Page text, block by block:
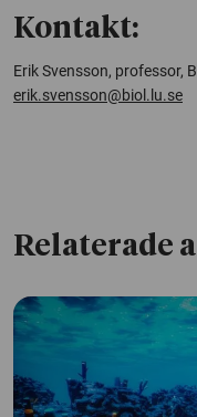
Kontakt:
Erik Svensson, professor,
erik.svensson@biol.lu.se
Relaterade